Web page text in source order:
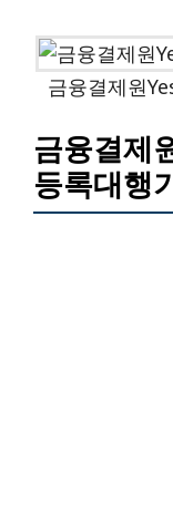
금융결제원
금융결제
등록대행